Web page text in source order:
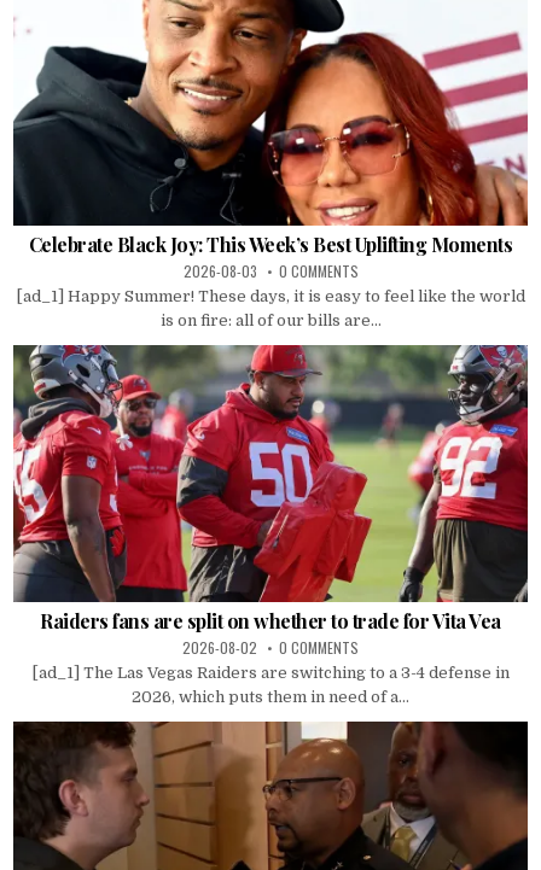
Celebrate Black Joy: This Week’s Best Uplifting Moments
2026-08-03 0 COMMENTS
[ad_1] Happy Summer! These days, it is easy to feel like the world
is on fire: all of our bills are...
Raiders fans are split on whether to trade for Vita Vea
2026-08-02 0 COMMENTS
[ad_1] The Las Vegas Raiders are switching to a 3-4 defense in
2026, which puts them in need of a...